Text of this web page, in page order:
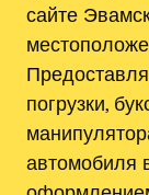
сайте
погрузки,
автомобиля